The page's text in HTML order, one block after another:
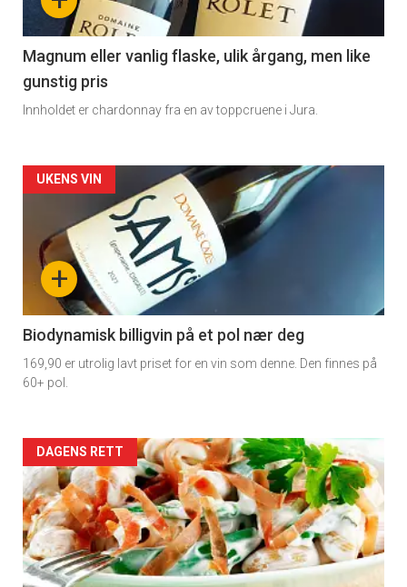
3
Magnum eller vanlig flaske, ulik årgang, men like
gunstig pris
Innholdet er chardonnay fra en av toppcruene i Jura.
Forsiden
akkurat
nå
4
+
UKENS VIN
Biodynamisk billigvin på et pol nær deg
169,90 er utrolig lavt priset for en vin som denne. Den finnes på
60+ pol.
Forsiden
akkurat
nå
-
DAGENS RETT